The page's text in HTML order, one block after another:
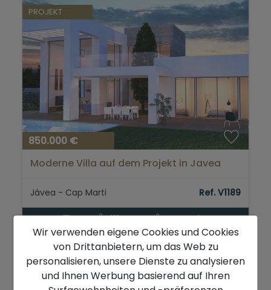
PROJEKT
850.000 €
Moderne Villa auf dem Projekt in Javea
Jávea - Cap Marti Ref. V1189
190 m2 1.000 m2 3 3
Wir verwenden eigene Cookies und Cookies
von Drittanbietern, um das Web zu
personalisieren, unsere Dienste zu analysieren
und Ihnen Werbung basierend auf Ihren